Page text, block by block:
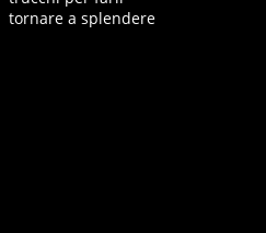
tornare a splendere